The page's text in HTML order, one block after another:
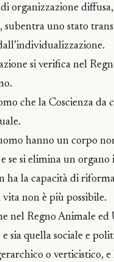
organizzazione
subentra uno stato
si verifica nel
che la Coscienza da
hanno un corpo
se si elimina un organo
ha la capacità di
vita non è più possibile.
nel Regno Animale ed
sia quella sociale e
o verticistico,